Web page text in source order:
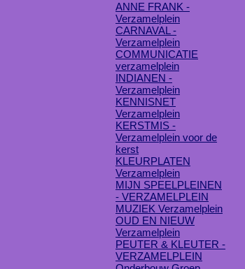
ANNE FRANK -
Verzamelplein
CARNAVAL -
Verzamelplein
COMMUNICATIE
verzamelplein
INDIANEN -
Verzamelplein
KENNISNET
Verzamelplein
KERSTMIS -
Verzamelplein voor de
kerst
KLEURPLATEN
Verzamelplein
MIJN SPEELPLEINEN
- VERZAMELPLEIN
MUZIEK Verzamelplein
OUD EN NIEUW
Verzamelplein
PEUTER & KLEUTER -
VERZAMELPLEIN